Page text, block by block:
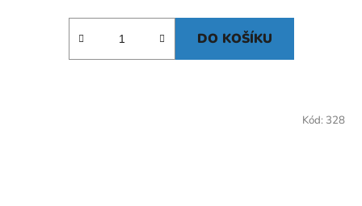
DO KOŠÍKU
Kód: 328